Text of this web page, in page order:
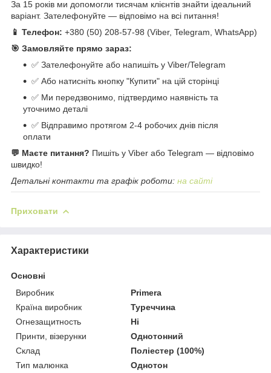
За 15 років ми допомогли тисячам клієнтів знайти ідеальний
варіант. Зателефонуйте — відповімо на всі питання!
📱 Телефон: +380 (50) 208-57-98 (Viber, Telegram, WhatsApp)
🎯 Замовляйте прямо зараз:
✅ Зателефонуйте або напишіть у Viber/Telegram
✅ Або натисніть кнопку "Купити" на цій сторінці
✅ Ми передзвонимо, підтвердимо наявність та
уточнимо деталі
✅ Відправимо протягом 2-4 робочих днів після
оплати
💬 Маєте питання? Пишіть у Viber або Telegram — відповімо
швидко!
Детальні контакти та графік роботи: на сайті
Приховати
Характеристики
Основні
Виробник
Primera
Країна виробник
Туреччина
Огнезащитность
Ні
Принти, візерунки
Однотонний
Склад
Поліестер (100%)
Тип малюнка
Однотон